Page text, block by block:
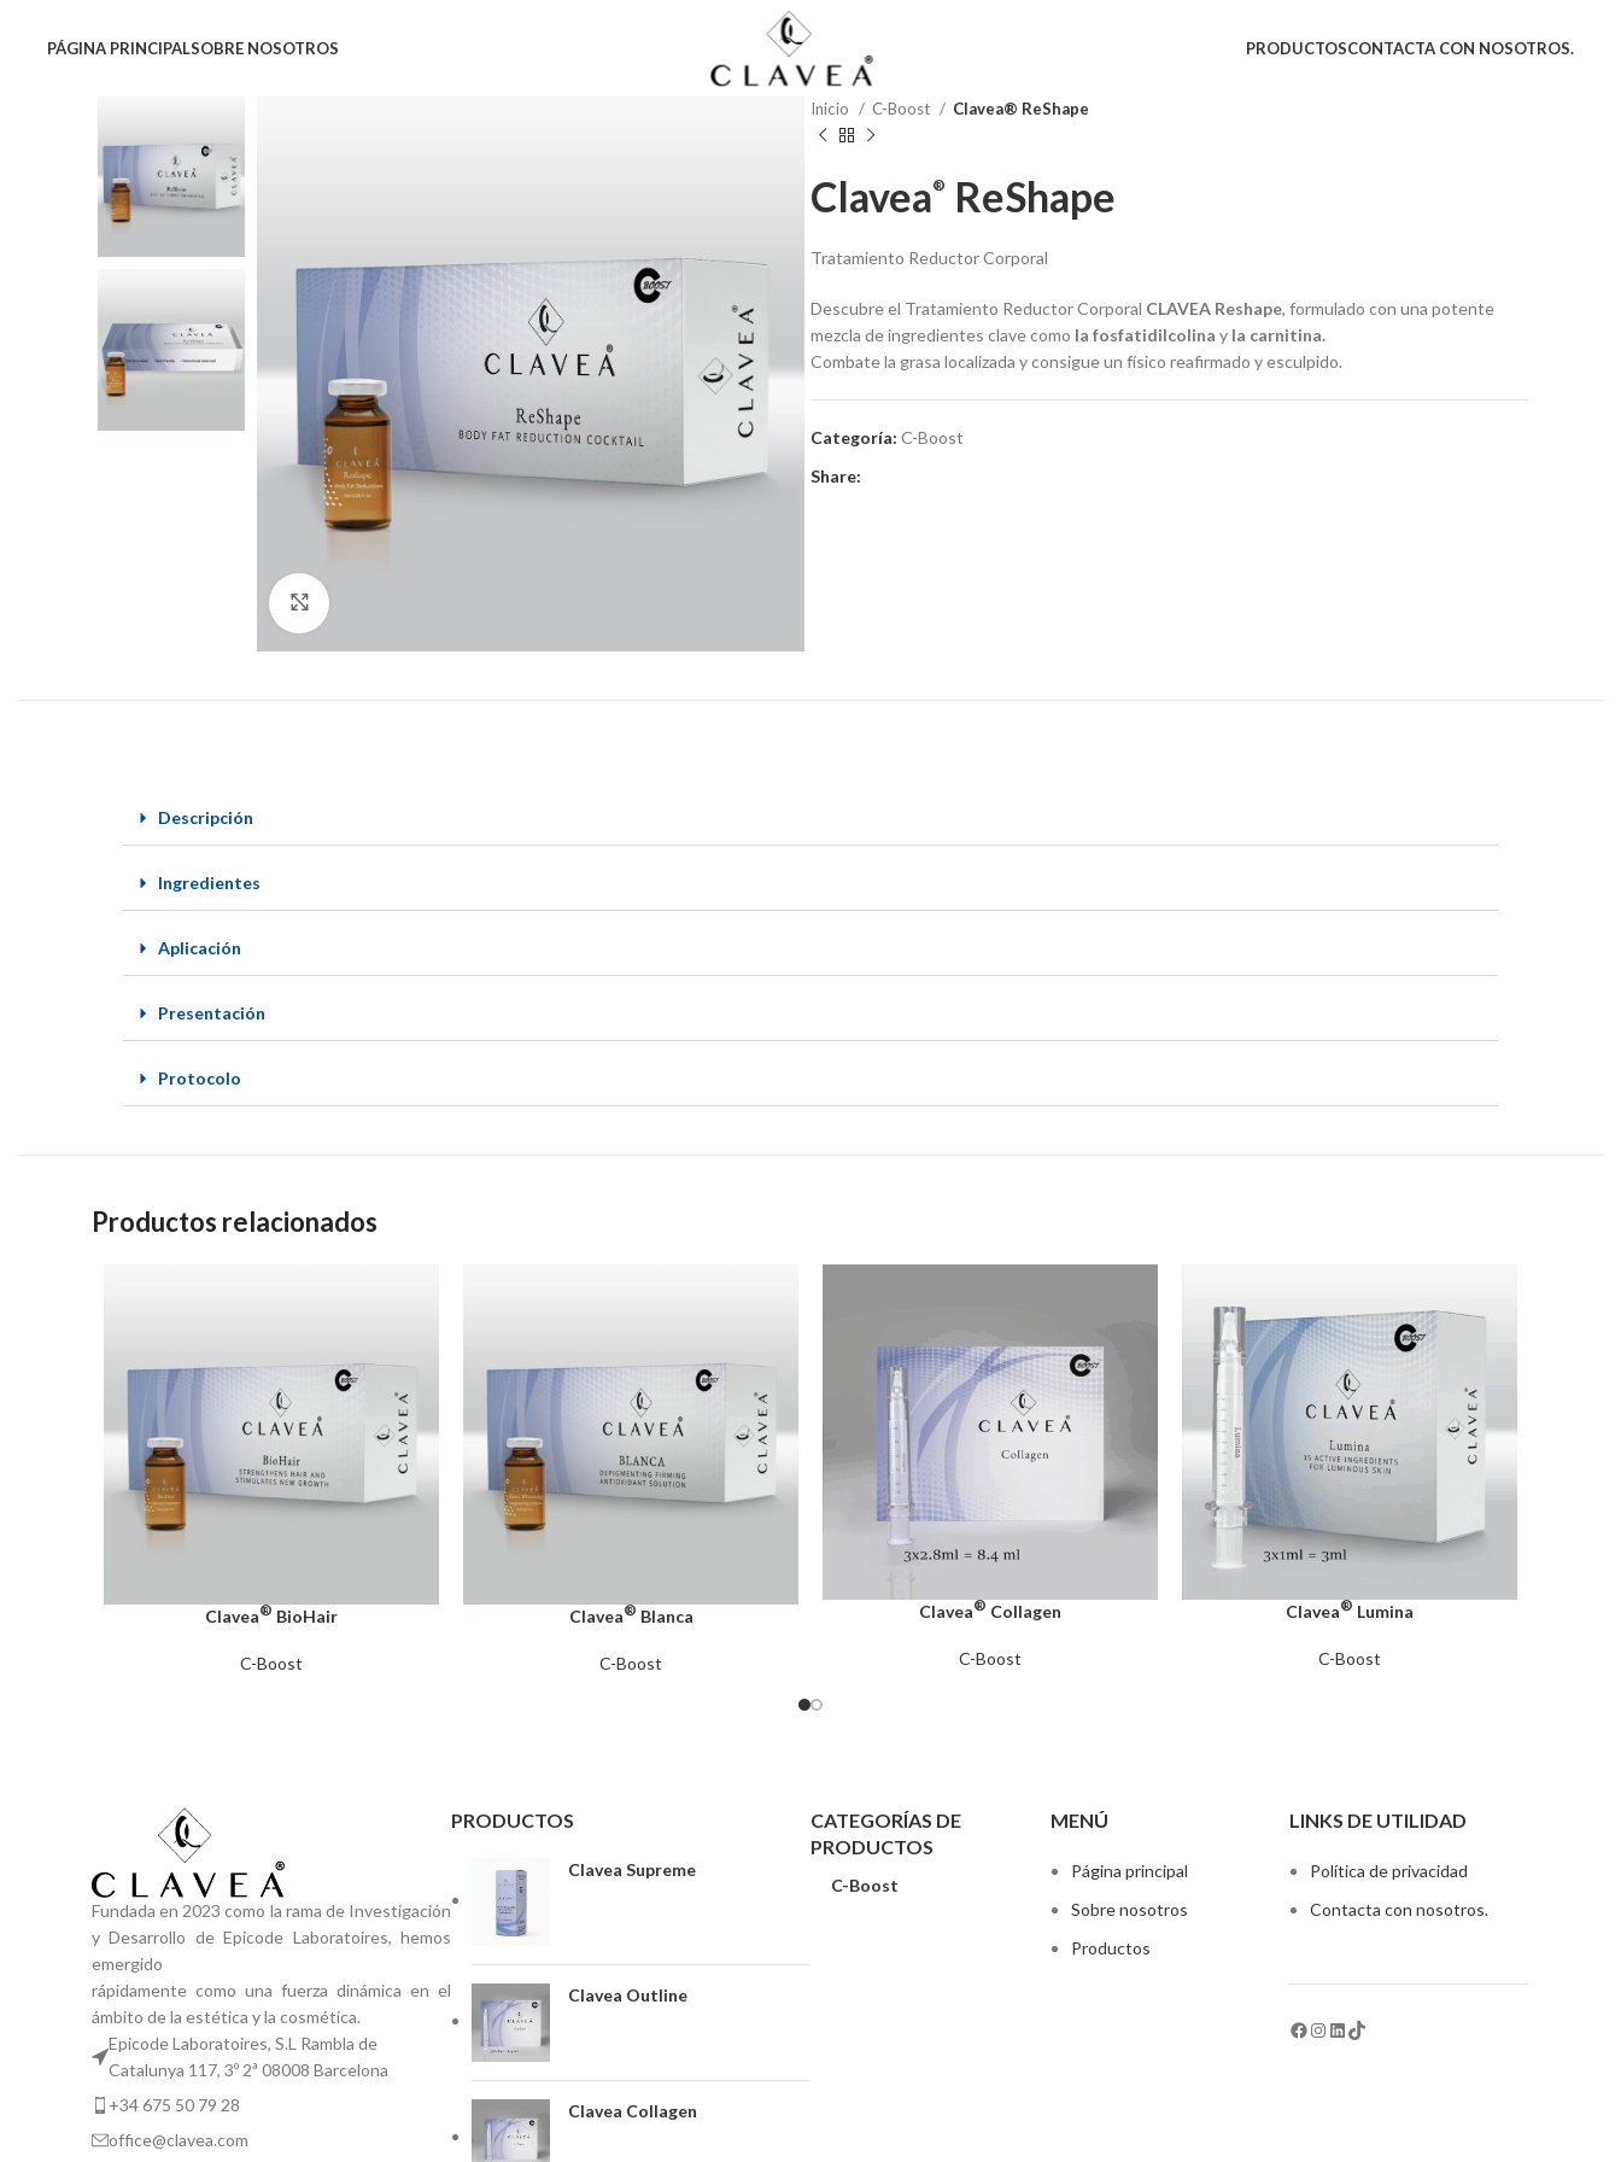
PÁGINA PRINCIPALSOBRE NOSOTROS PRODUCTOSCONTACTA CON NOSOTROS.
Inicio C-Boost Clavea® ReShape
Clavea® ReShape
Tratamiento Reductor Corporal
Descubre el Tratamiento Reductor Corporal CLAVEA Reshape, formulado con una potente
mezcla de ingredientes clave como la fosfatidilcolina y la carnitina.
Combate la grasa localizada y consigue un físico reafirmado y esculpido.
Categoría: C-Boost
Share:
Descripción
Ingredientes
Aplicación
Presentación
Protocolo
Productos relacionados
Clavea® BioHair
C-Boost
Clavea® Blanca
C-Boost
Clavea® Collagen
C-Boost
Clavea® Lumina
C-Boost
Fundada en 2023 como la rama de Investigación
y Desarrollo de Epicode Laboratoires, hemos
emergido
rápidamente como una fuerza dinámica en el
ámbito de la estética y la cosmética.
Epicode Laboratoires, S.L Rambla de
Catalunya 117, 3º 2ª 08008 Barcelona
+34 675 50 79 28
office@clavea.com
PRODUCTOS
Clavea Supreme
Clavea Outline
Clavea Collagen
CATEGORÍAS DE
PRODUCTOS
C-Boost
MENÚ
Página principal
Sobre nosotros
Productos
LINKS DE UTILIDAD
Política de privacidad
Contacta con nosotros.